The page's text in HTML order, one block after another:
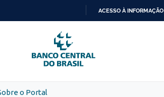
PARA
O
CONTEÚDO
ACESSO À INFORMAÇÃO
o Portal